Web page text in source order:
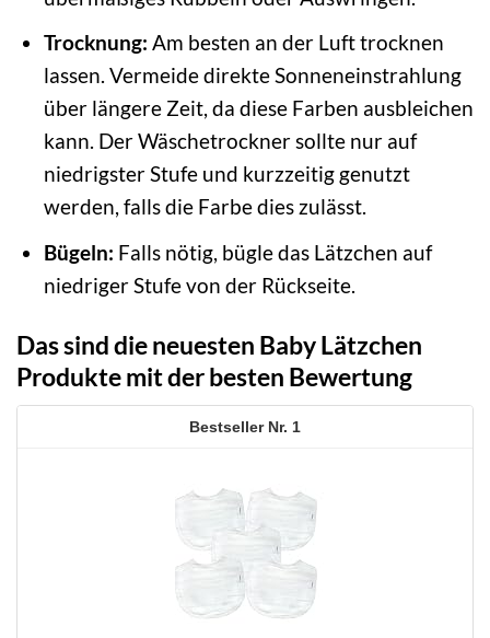
Trocknung: Am besten an der Luft trocknen
lassen. Vermeide direkte Sonneneinstrahlung
über längere Zeit, da diese Farben ausbleichen
kann. Der Wäschetrockner sollte nur auf
niedrigster Stufe und kurzzeitig genutzt
werden, falls die Farbe dies zulässt.
Bügeln: Falls nötig, bügle das Lätzchen auf
niedriger Stufe von der Rückseite.
Das sind die neuesten Baby Lätzchen
Produkte mit der besten Bewertung
1